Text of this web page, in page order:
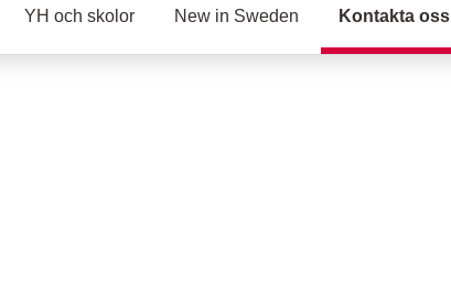
YH och skolor New in Sweden Kontakta oss